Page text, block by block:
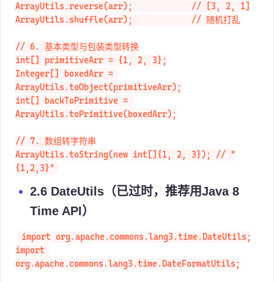
// 5. 反转和打乱
ArrayUtils.reverse(arr);            // [3, 2, 1]
// 6. 基本类型与包装类型转换
int[] primitiveArr = {1, 2, 3};
Integer[] boxedArr =
ArrayUtils.toObject(primitiveArr);
int[] backToPrimitive =
// 7. 数组转字符串
ArrayUtils.toString(new int[]{1, 2, 3}); // "
2.6 DateUtils（已过时，推荐用Java 8
import org.apache.commons.lang3.time.DateUtils;
import